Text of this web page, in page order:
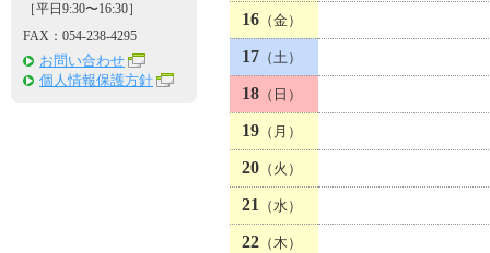
16 （金）
17 （土）
18 （日）
19 （月）
20 （火）
21 （水）
22 （木）
［平日9:30〜16:30］
FAX：054-238-4295
お問い合わせ
個人情報保護方針